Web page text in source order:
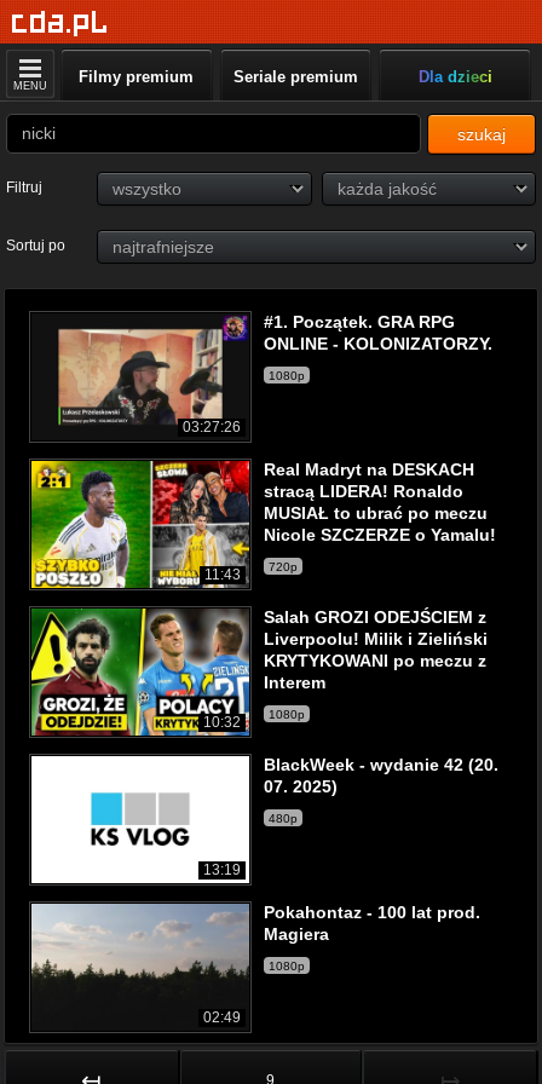
MENU Filmy premium Seriale premium Dla dzieci
szukaj
Filtruj
Sortuj po
03:27:26
#1. Początek. GRA RPG
ONLINE - KOLONIZATORZY.
1080p
11:43
Real Madryt na DESKACH
stracą LIDERA! Ronaldo
MUSIAŁ to ubrać po meczu
Nicole SZCZERZE o Yamalu!
720p
10:32
Salah GROZI ODEJŚCIEM z
Liverpoolu! Milik i Zieliński
KRYTYKOWANI po meczu z
Interem
1080p
13:19
BlackWeek - wydanie 42 (20.
07. 2025)
480p
02:49
Pokahontaz - 100 lat prod.
Magiera
1080p
9